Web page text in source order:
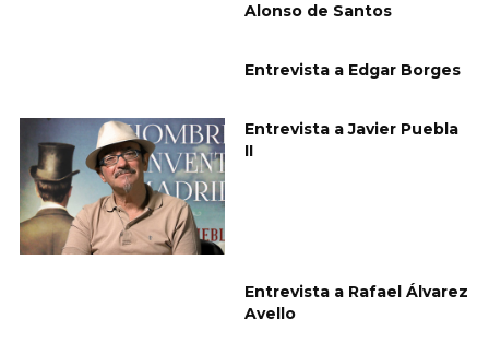
Alonso de Santos
Entrevista a Edgar Borges
Entrevista a Javier Puebla
II
Entrevista a Rafael Álvarez
Avello